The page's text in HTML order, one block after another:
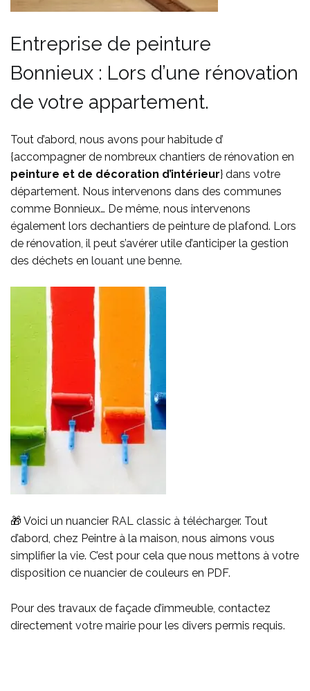
Entreprise de peinture
Bonnieux : Lors d’une rénovation
de votre appartement.
Tout d’abord, nous avons pour habitude d’
{accompagner de nombreux chantiers de rénovation en
peinture et de décoration d’intérieur} dans votre
département. Nous intervenons dans des communes
comme Bonnieux… De même, nous intervenons
également lors dechantiers de peinture de plafond. Lors
de rénovation, il peut s’avérer utile d’anticiper la gestion
des déchets en louant une benne.
🎁 Voici un nuancier RAL classic à télécharger. Tout
d’abord, chez Peintre à la maison, nous aimons vous
simplifier la vie. C’est pour cela que nous mettons à votre
disposition ce nuancier de couleurs en PDF.
Pour des travaux de façade d’immeuble, contactez
directement votre mairie pour les divers permis requis.